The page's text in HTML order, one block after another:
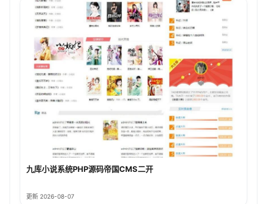
九库小说系统PHP源码帝国CMS二开
更新 2026-08-07